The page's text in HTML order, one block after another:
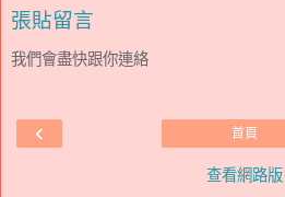
張貼留言
我們會盡快跟你連絡
‹ 首頁
查看網路版